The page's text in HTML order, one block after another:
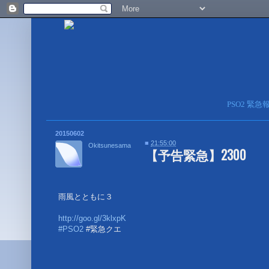
PSO2 緊急
20150602
【予告緊急】2300
雨風とともに３
http://goo.gl/3klxpK
#PSO2 #緊急クエ
Okitsunesama ■21:55:00